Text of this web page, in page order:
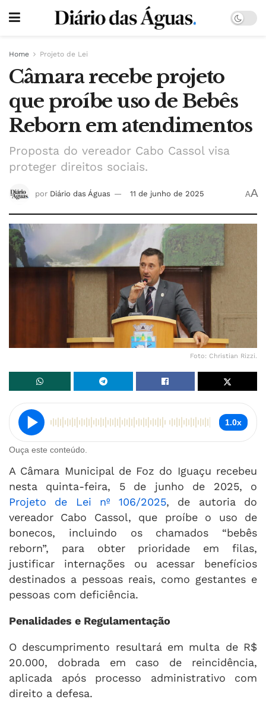
Home Projeto de Lei
Câmara recebe projeto
que proíbe uso de Bebês
Reborn em atendimentos
Proposta do vereador Cabo Cassol visa
proteger direitos sociais.
por Diário das Águas 11 de junho de 2025 AA
Foto: Christian Rizzi.
1.0x
Ouça este conteúdo.
A Câmara Municipal de Foz do Iguaçu recebeu
nesta quinta-feira, 5 de junho de 2025, o
Projeto de Lei nº 106/2025, de autoria do
vereador Cabo Cassol, que proíbe o uso de
bonecos, incluindo os chamados “bebês
reborn”, para obter prioridade em filas,
justificar internações ou acessar benefícios
destinados a pessoas reais, como gestantes e
pessoas com deficiência.
Penalidades e Regulamentação
O descumprimento resultará em multa de R$
20.000, dobrada em caso de reincidência,
aplicada após processo administrativo com
direito a defesa.